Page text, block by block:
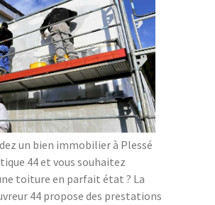
un bien immobilier à Plessé
44 et vous souhaitez
toiture en parfait état ? La
44 propose des prestations